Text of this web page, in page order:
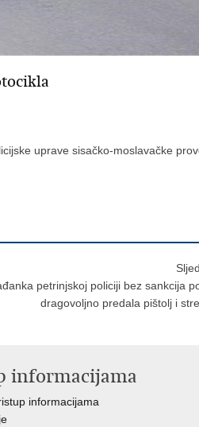
uprave sisačko-moslavačke
petrinjskoj policiji bez sankcija
dragovoljno predala pištolj i
informacijama
informacijama